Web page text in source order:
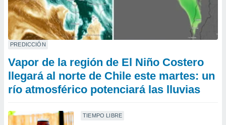
PREDICCIÓN
Vapor de la región de El Niño Costero
llegará al norte de Chile este martes: un
río atmosférico potenciará las lluvias
TIEMPO LIBRE